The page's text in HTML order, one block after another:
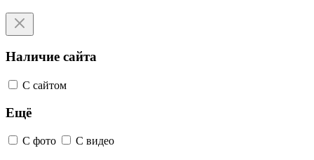
Наличие сайта
С сайтом
Ещё
С фото С видео